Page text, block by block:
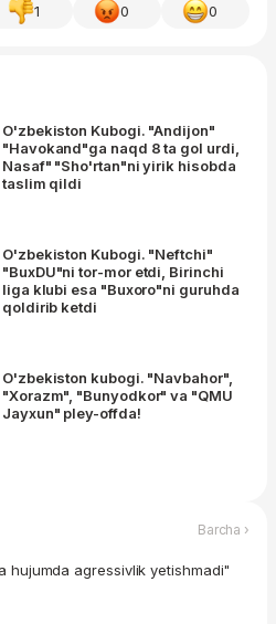
1 0 0
O'zbekiston Kubogi. "Andijon"
"Havokand"ga naqd 8 ta gol urdi,
Nasaf" "Sho'rtan"ni yirik hisobda
taslim qildi
O'zbekiston Kubogi. "Neftchi"
"BuxDU"ni tor-mor etdi, Birinchi
liga klubi esa "Buxoro"ni guruhda
qoldirib ketdi
O'zbekiston kubogi. "Navbahor",
"Xorazm", "Bunyodkor" va "QMU
Jayxun" pley-offda!
Barcha ›
hujumda agressivlik yetishmadi"